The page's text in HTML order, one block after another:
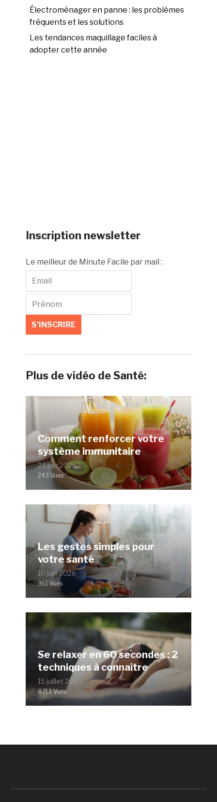
Électroménager en panne : les problèmes
fréquents et les solutions
Les tendances maquillage faciles à
adopter cette année
Inscription newsletter
Le meilleur de Minute Facile par mail :
Plus de vidéo de Santé:
Comment renforcer votre
système immunitaire
24 juin 2026
243 Vues
Les gestes simples pour
votre santé
10 juin 2026
351 Vues
Se relaxer en 60 secondes : 2
techniques à connaître
15 juillet 2025
8713 Vues